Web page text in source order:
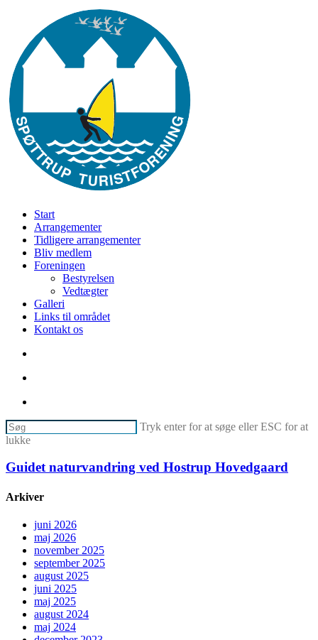
content
Menu
Start
Arrangementer
Tidligere arrangementer
Bliv medlem
Foreningen
Bestyrelsen
Vedtægter
Galleri
Links til området
Kontakt os
Tryk enter for at søge eller ESC for at
lukke
søg
Guidet
ved
Hostrup
Guidet naturvandring ved Hostrup Hovedgaard
Arkiver
juni 2026
maj 2026
november 2025
september 2025
august 2025
juni 2025
maj 2025
august 2024
maj 2024